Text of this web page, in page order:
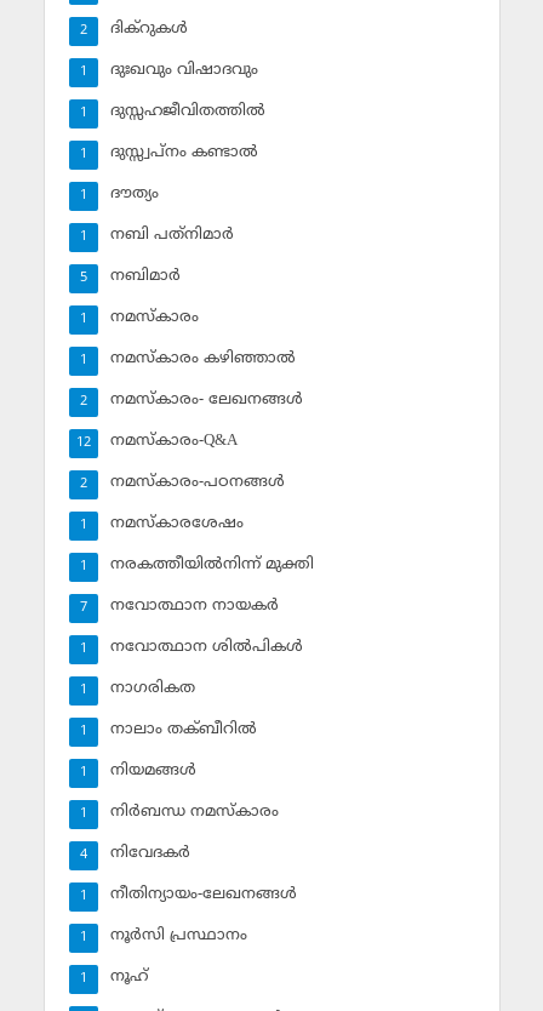
ദിക്‌റുകള്‍
2
ദുഃഖവും വിഷാദവും
1
ദുസ്സഹജീവിതത്തില്‍
1
ദുസ്സ്വപ്‌നം കണ്ടാല്‍
1
ദൗത്യം
1
നബി പത്‌നിമാര്‍
1
നബിമാര്‍
5
നമസ്‌കാരം
1
നമസ്‌കാരം കഴിഞ്ഞാല്‍
1
നമസ്‌കാരം- ലേഖനങ്ങള്‍
2
നമസ്‌കാരം-Q&A
12
നമസ്‌കാരം-പഠനങ്ങള്‍
2
നമസ്‌കാരശേഷം
1
നരകത്തീയില്‍നിന്ന് മുക്തി
1
നവോത്ഥാന നായകര്‍
7
നവോത്ഥാന ശില്‍പികള്‍
1
നാഗരികത
1
നാലാം തക്ബീറില്‍
1
നിയമങ്ങള്‍
1
നിര്‍ബന്ധ നമസ്‌കാരം
1
നിവേദകര്‍
4
നീതിന്യായം-ലേഖനങ്ങള്‍
1
നൂര്‍സി പ്രസ്ഥാനം
1
നൂഹ്‌
1